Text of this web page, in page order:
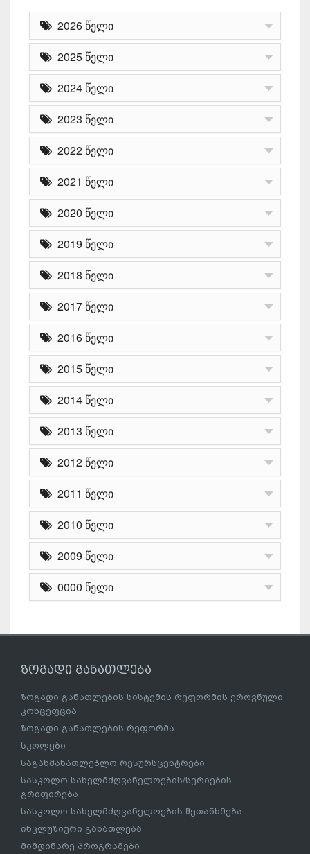
2026 წელი
2025 წელი
2024 წელი
2023 წელი
2022 წელი
2021 წელი
2020 წელი
2019 წელი
2018 წელი
2017 წელი
2016 წელი
2015 წელი
2014 წელი
2013 წელი
2012 წელი
2011 წელი
2010 წელი
2009 წელი
0000 წელი
ზოგადი განათლება
ზოგადი განათლების სისტემის რეფორმის ეროვნული
კონცეფცია
ზოგადი განათლების რეფორმა
სკოლები
საგანმანათლებლო რესურსცენტრები
სასკოლო სახელმძღვანელოების/სერიების
გრიფირება
სასკოლო სახელმძღვანელოების შეთანხმება
ინკლუზიური განათლება
მიმდინარე პროგრამები